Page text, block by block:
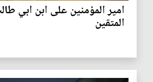
امير المؤمنين على ابن ابي
المتقين